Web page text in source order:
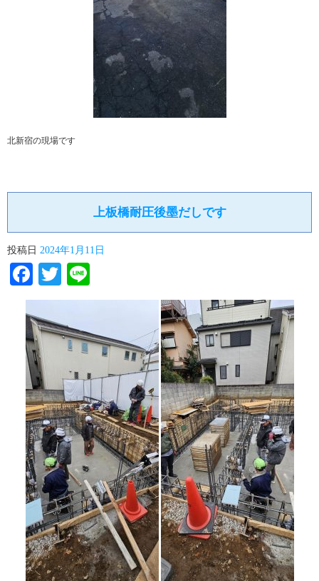
北新宿の現場です
上板橋耐圧後墨だしです
投稿日 2024年1月11日
Facebook
Twitter